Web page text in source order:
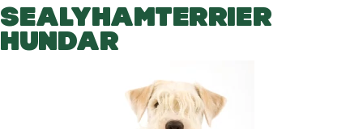
l
e
d
r
SEALYHAMTERRIER
HUNDAR